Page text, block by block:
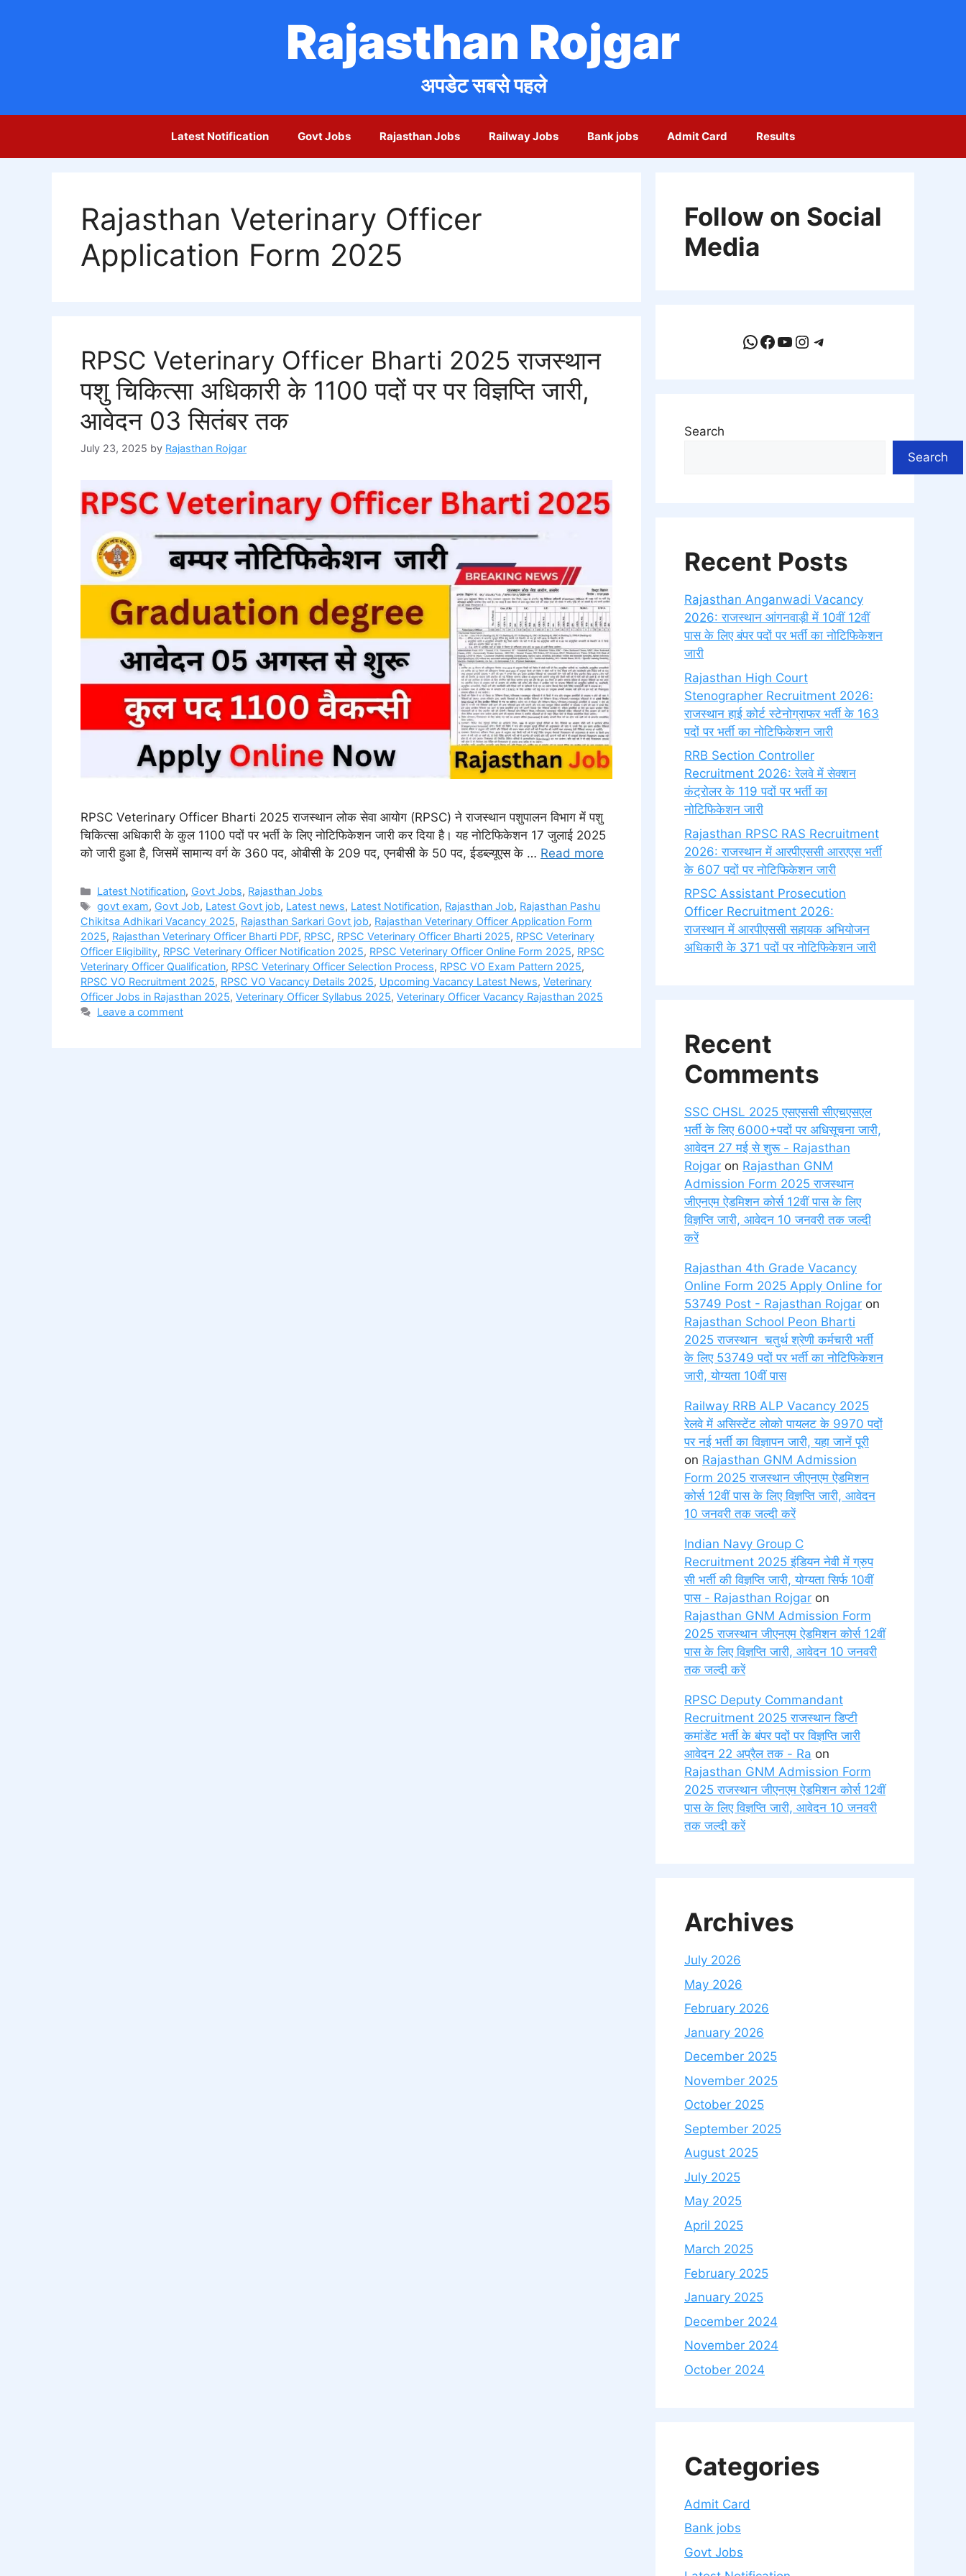
Rajasthan Rojgar
अपडेट सबसे पहले
Latest Notification Govt Jobs Rajasthan Jobs Railway Jobs Bank jobs Admit Card Results
Rajasthan Veterinary Officer
Application Form 2025
RPSC Veterinary Officer Bharti 2025 राजस्थान
पशु चिकित्सा अधिकारी के 1100 पदों पर पर विज्ञप्ति जारी,
आवेदन 03 सितंबर तक
July 23, 2025 by Rajasthan Rojgar
RPSC Veterinary Officer Bharti 2025 राजस्थान लोक सेवा आयोग (RPSC) ने राजस्थान पशुपालन विभाग में पशु
चिकित्सा अधिकारी के कुल 1100 पदों पर भर्ती के लिए नोटिफिकेशन जारी कर दिया है। यह नोटिफिकेशन 17 जुलाई 2025
को जारी हुआ है, जिसमें सामान्य वर्ग के 360 पद, ओबीसी के 209 पद, एनबीसी के 50 पद, ईडब्ल्यूएस के … Read more
Categories
Latest Notification, Govt Jobs, Rajasthan Jobs
Tags
govt exam, Govt Job, Latest Govt job, Latest news, Latest Notification, Rajasthan Job, Rajasthan Pashu
Chikitsa Adhikari Vacancy 2025, Rajasthan Sarkari Govt job, Rajasthan Veterinary Officer Application Form
2025, Rajasthan Veterinary Officer Bharti PDF, RPSC, RPSC Veterinary Officer Bharti 2025, RPSC Veterinary
Officer Eligibility, RPSC Veterinary Officer Notification 2025, RPSC Veterinary Officer Online Form 2025, RPSC
Veterinary Officer Qualification, RPSC Veterinary Officer Selection Process, RPSC VO Exam Pattern 2025,
RPSC VO Recruitment 2025, RPSC VO Vacancy Details 2025, Upcoming Vacancy Latest News, Veterinary
Officer Jobs in Rajasthan 2025, Veterinary Officer Syllabus 2025, Veterinary Officer Vacancy Rajasthan 2025
Leave a comment
Follow on Social
Media
WhatsApp
Facebook
YouTube
Instagram
Telegram
Search
Search
Recent Posts
Rajasthan Anganwadi Vacancy
2026: राजस्थान आंगनवाड़ी में 10वीं 12वीं
पास के लिए बंपर पदों पर भर्ती का नोटिफिकेशन
जारी
Rajasthan High Court
Stenographer Recruitment 2026:
राजस्थान हाई कोर्ट स्टेनोग्राफर भर्ती के 163
पदों पर भर्ती का नोटिफिकेशन जारी
RRB Section Controller
Recruitment 2026: रेलवे में सेक्शन
कंट्रोलर के 119 पदों पर भर्ती का
नोटिफिकेशन जारी
Rajasthan RPSC RAS Recruitment
2026: राजस्थान में आरपीएससी आरएएस भर्ती
के 607 पदों पर नोटिफिकेशन जारी
RPSC Assistant Prosecution
Officer Recruitment 2026:
राजस्थान में आरपीएससी सहायक अभियोजन
अधिकारी के 371 पदों पर नोटिफिकेशन जारी
Recent
Comments
SSC CHSL 2025 एसएससी सीएचएसएल
भर्ती के लिए 6000+पदों पर अधिसूचना जारी,
आवेदन 27 मई से शुरू - Rajasthan
Rojgar on Rajasthan GNM
Admission Form 2025 राजस्थान
जीएनएम ऐडमिशन कोर्स 12वीं पास के लिए
विज्ञप्ति जारी, आवेदन 10 जनवरी तक जल्दी
करें
Rajasthan 4th Grade Vacancy
Online Form 2025 Apply Online for
53749 Post - Rajasthan Rojgar on
Rajasthan School Peon Bharti
2025 राजस्थान चतुर्थ श्रेणी कर्मचारी भर्ती
के लिए 53749 पदों पर भर्ती का नोटिफिकेशन
जारी, योग्यता 10वीं पास
Railway RRB ALP Vacancy 2025
रेलवे में असिस्टेंट लोको पायलट के 9970 पदों
पर नई भर्ती का विज्ञापन जारी, यहा जानें पूरी
on Rajasthan GNM Admission
Form 2025 राजस्थान जीएनएम ऐडमिशन
कोर्स 12वीं पास के लिए विज्ञप्ति जारी, आवेदन
10 जनवरी तक जल्दी करें
Indian Navy Group C
Recruitment 2025 इंडियन नेवी में ग्रुप
सी भर्ती की विज्ञप्ति जारी, योग्यता सिर्फ 10वीं
पास - Rajasthan Rojgar on
Rajasthan GNM Admission Form
2025 राजस्थान जीएनएम ऐडमिशन कोर्स 12वीं
पास के लिए विज्ञप्ति जारी, आवेदन 10 जनवरी
तक जल्दी करें
RPSC Deputy Commandant
Recruitment 2025 राजस्थान डिप्टी
कमांडेंट भर्ती के बंपर पदों पर विज्ञप्ति जारी
आवेदन 22 अप्रैल तक - Ra on
Rajasthan GNM Admission Form
2025 राजस्थान जीएनएम ऐडमिशन कोर्स 12वीं
पास के लिए विज्ञप्ति जारी, आवेदन 10 जनवरी
तक जल्दी करें
Archives
July 2026
May 2026
February 2026
January 2026
December 2025
November 2025
October 2025
September 2025
August 2025
July 2025
May 2025
April 2025
March 2025
February 2025
January 2025
December 2024
November 2024
October 2024
Categories
Admit Card
Bank jobs
Govt Jobs